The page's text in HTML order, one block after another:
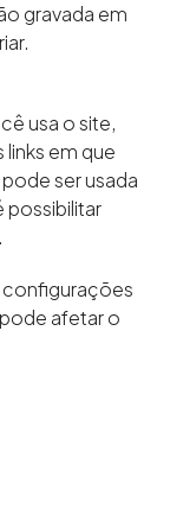
gravada em
usa o site,
em que
ser usada
possibilitar
afetar o